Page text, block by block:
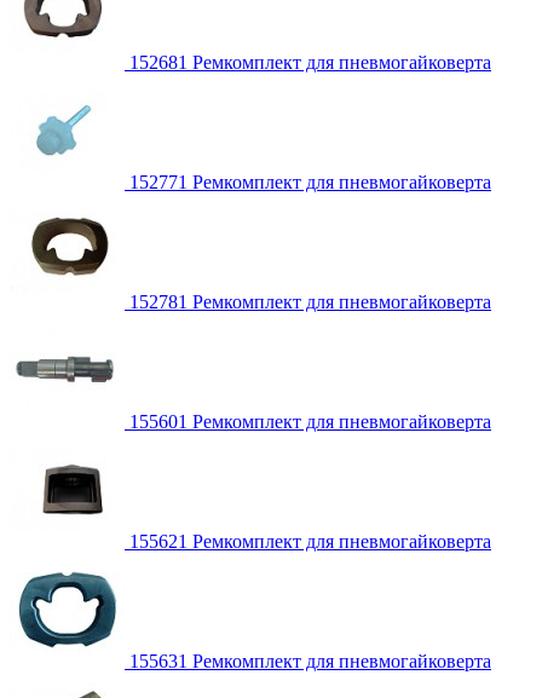
152681 Ремкомплект для пневмогайковерта
152771 Ремкомплект для пневмогайковерта
152781 Ремкомплект для пневмогайковерта
155601 Ремкомплект для пневмогайковерта
155621 Ремкомплект для пневмогайковерта
155631 Ремкомплект для пневмогайковерта